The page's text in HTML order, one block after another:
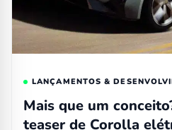
LANÇAMENTOS &
Mais que um
teaser de Corolla